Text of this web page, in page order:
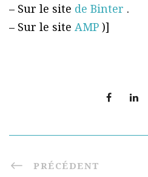
– Sur le site de Binter .
– Sur le site AMP )]
PRÉCÉDENT